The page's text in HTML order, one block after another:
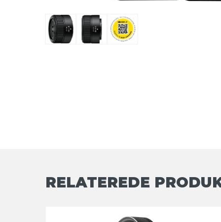
RELATEREDE